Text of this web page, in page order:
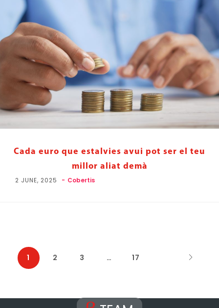
Cada euro que estalvies avui pot ser el teu
millor aliat demà
2 JUNE, 2025 Cobertis
1 2 3 … 17